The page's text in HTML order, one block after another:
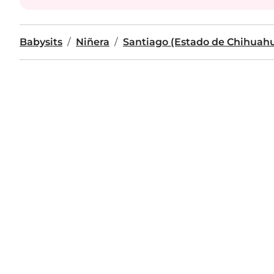
Babysits Niñera Santiago (Estado de